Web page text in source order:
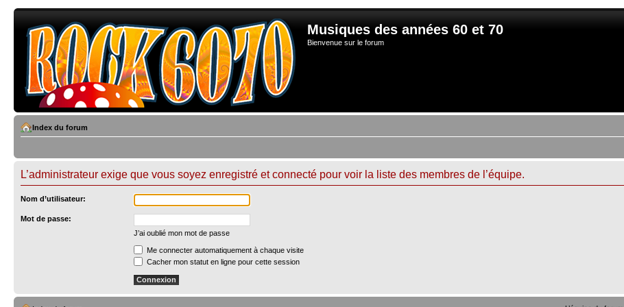
Musiques des années 60 et 70
Bienvenue sur le forum
Index du forum
L’administrateur exige que vous soyez enregistré et connecté pour voir la liste des membres de l’équipe.
Nom d’utilisateur:
Mot de passe:
J’ai oublié mon mot de passe
Me connecter automatiquement à chaque visite
Cacher mon statut en ligne pour cette session